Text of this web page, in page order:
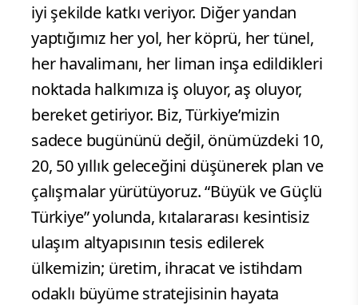
iyi şekilde katkı veriyor. Diğer yandan
yaptığımız her yol, her köprü, her tünel,
her havalimanı, her liman inşa edildikleri
noktada halkımıza iş oluyor, aş oluyor,
bereket getiriyor. Biz, Türkiye’mizin
sadece bugününü değil, önümüzdeki 10,
20, 50 yıllık geleceğini düşünerek plan ve
çalışmalar yürütüyoruz. “Büyük ve Güçlü
Türkiye” yolunda, kıtalararası kesintisiz
ulaşım altyapısının tesis edilerek
ülkemizin; üretim, ihracat ve istihdam
odaklı büyüme stratejisinin hayata